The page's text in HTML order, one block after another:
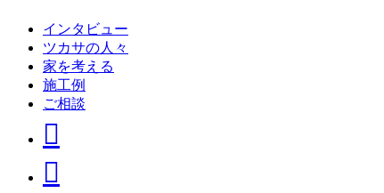
インタビュー
ツカサの人々
家を考える
施工例
ご相談